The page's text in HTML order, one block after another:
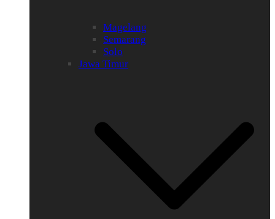
Magelang
Semarang
Solo
Jawa Timur